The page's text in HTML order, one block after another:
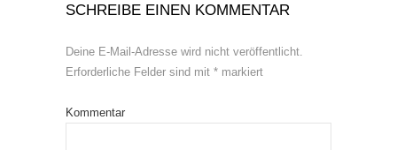
SCHREIBE EINEN KOMMENTAR
Deine E-Mail-Adresse wird nicht veröffentlicht.
Erforderliche Felder sind mit * markiert
Kommentar